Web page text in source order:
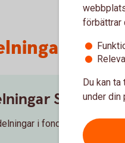
i fonder med
förbättrar
Du kan
under din